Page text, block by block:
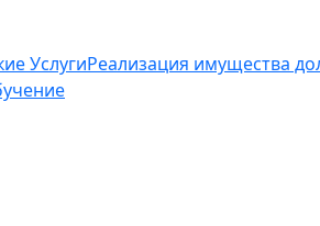
УслугиРеализация имущества